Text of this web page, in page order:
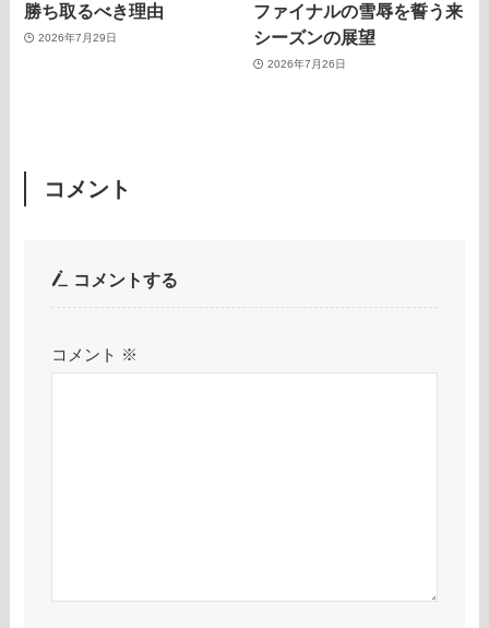
勝ち取るべき理由
2026年7月29日
ファイナルの雪辱を誓う来
シーズンの展望
2026年7月26日
コメント
コメントする
コメント ※